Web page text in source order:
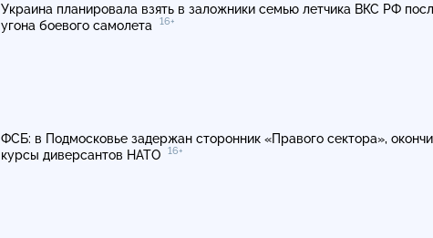
Украина планировала взять в заложники семью летчика ВКС РФ
угона боевого самолета
16+
ФСБ: в Подмосковье задержан сторонник «Правого сектора»,
курсы диверсантов НАТО
16+